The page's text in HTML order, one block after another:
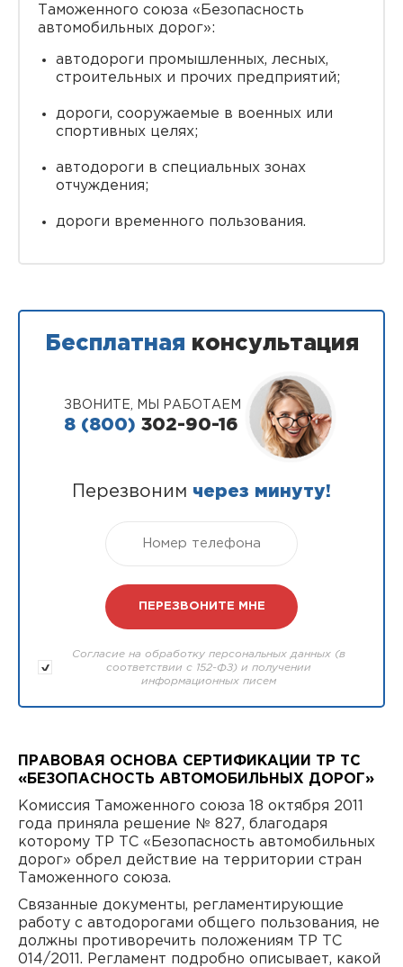
Таможенного союза «Безопасность
автомобильных дорог»:
автодороги промышленных, лесных,
строительных и прочих предприятий;
дороги, сооружаемые в военных или
спортивных целях;
автодороги в специальных зонах
отчуждения;
дороги временного пользования.
Бесплатная консультация
ЗВОНИТЕ, МЫ РАБОТАЕМ
8 (800) 302-90-16
Перезвоним через минуту!
Согласие на обработку персональных данных (в
соответствии с 152-ФЗ) и получении
информационных писем
ПРАВОВАЯ ОСНОВА СЕРТИФИКАЦИИ ТР ТС
«БЕЗОПАСНОСТЬ АВТОМОБИЛЬНЫХ ДОРОГ»
Комиссия Таможенного союза 18 октября 2011
года приняла решение № 827, благодаря
которому ТР ТС «Безопасность автомобильных
дорог» обрел действие на территории стран
Таможенного союза.
Связанные документы, регламентирующие
работу с автодорогами общего пользования, не
должны противоречить положениям ТР ТС
014/2011. Регламент подробно описывает, какой